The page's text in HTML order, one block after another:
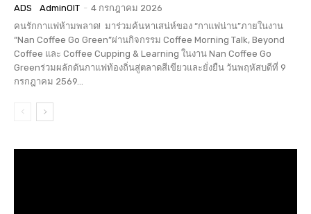
ADS AdminOIT - 4 กรกฎาคม 2026
คนรักกาแฟห้ามพลาด! มาร่วมค้นหาเสน่ห์ของ “กาแฟน่าน”ภายในงาน
“Nan Coffee Go Green”ผ่านกิจกรรม Coffee Morning Talk, Beyond
Coffee และ Coffee Cupping & Learning ในงาน Nan Coffee Go
Greenร่วมผลักดันกาแฟท้องถิ่นสู่ตลาดสีเขียวและยั่งยืน วันพฤหัสบดีที่ 9
กรกฎาคม 2569...